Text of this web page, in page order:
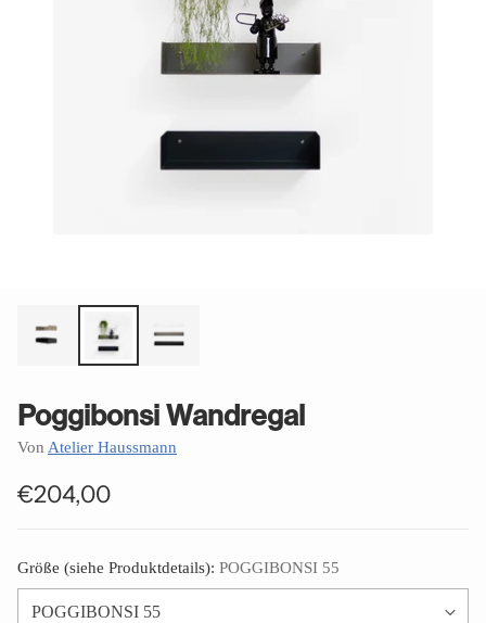
Poggibonsi Wandregal
Von Atelier Haussmann
Normaler
€204,00
Größe (siehe Produktdetails): POGGIBONSI 55